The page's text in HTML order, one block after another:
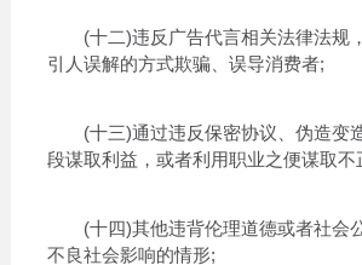
(十二)违反广告代言相关法律法规，
引人误解的方式欺骗、误导消费者;
(十三)通过违反保密协议、伪造变
段谋取利益，或者利用职业之便谋取不
(十四)其他违背伦理道德或者社会
不良社会影响的情形;